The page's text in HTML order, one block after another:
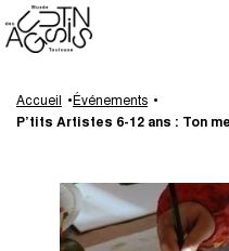
Gestion de vos préférences
au
contenu
la
Accueil
Événements
P’tits Artistes 6-12 ans : Ton